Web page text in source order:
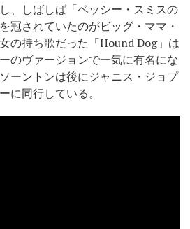
、しばしば「ベッシー・スミスの
冠されていたのがビッグ・ママ・
の持ち歌だった「Hound Dog」は
のヴァージョンで一気に有名にな
ーントンは後にジャニス・ジョプ
に同行している。